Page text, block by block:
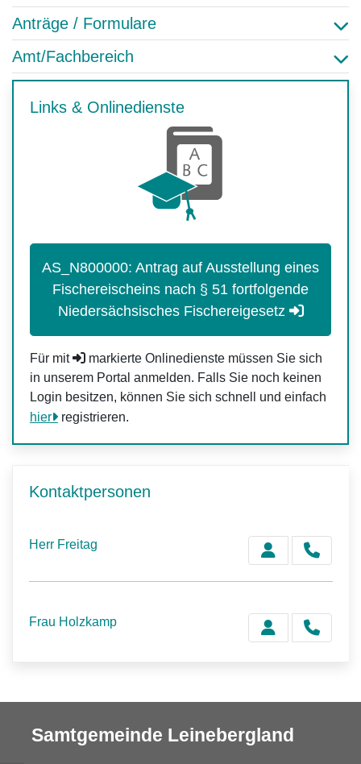
Anträge / Formulare
Amt/Fachbereich
Links & Onlinedienste
AS_N800000: Antrag auf Ausstellung eines
Fischereischeins nach § 51 fortfolgende
Niedersächsisches Fischereigesetz
Für mit
markierte Onlinedienste müssen Sie sich
in unserem Portal anmelden. Falls Sie noch keinen
Login besitzen, können Sie sich schnell und einfach
hier
registrieren.
Kontaktpersonen
Herr Freitag
Frau Holzkamp
Samtgemeinde Leinebergland